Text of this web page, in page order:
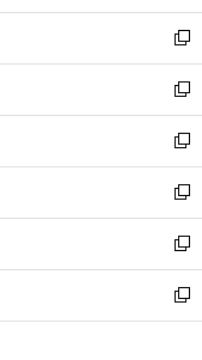
開
く
ウ
で
開
く
ン
ド
ウ
で
開
く
新
し
い
ウ
ィ
ン
ド
ウ
で
開
く
新
し
い
ウ
ィ
ン
ド
ウ
で
開
新
し
い
ウ
ィ
ン
ド
ウ
新
し
い
ウ
ィ
ン
新
し
い
ウ
新
し